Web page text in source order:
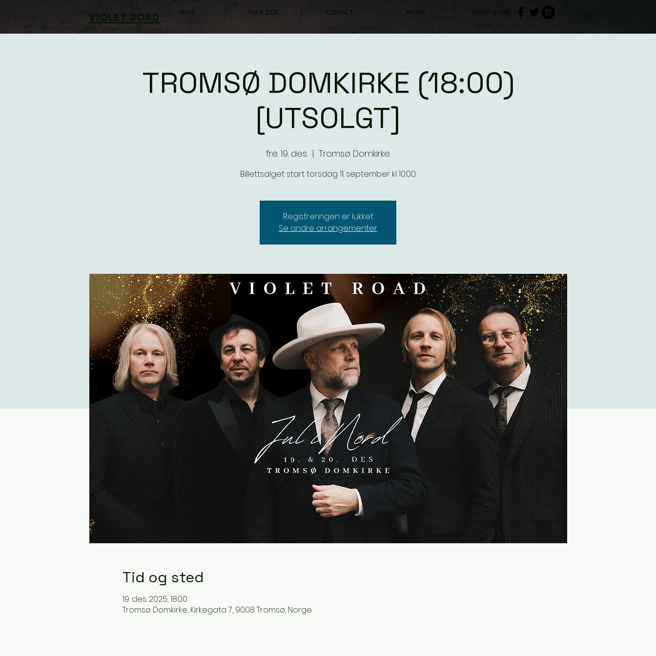
NEWS TOUR 2026 CONTACT MEDIA VIOLET STORE
violet road
CART
TROMSØ DOMKIRKE (18:00)
[UTSOLGT]
fre. 19. des.
  |
Tromsø Domkirke
Billettsalget start torsdag 11. september kl 10:00.
Registreringen er lukket
Se andre arrangementer
Tid og sted
19. des. 2025, 18:00
Tromsø Domkirke, Kirkegata 7, 9008 Tromsø, Norge